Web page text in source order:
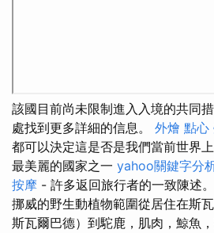
該國目前尚未限制進入入境的共同措
處找到更多詳細的信息。 外燴 點心
都可以決定這是否是我們當前世界
最美麗的國家之一 yahoo關鍵字分
按摩 - 許多返回旅行者的一致陳述。
挪威的野生動植物範圍從居住在斯
斯瓦爾巴德）到駝鹿，肌肉，鯨魚